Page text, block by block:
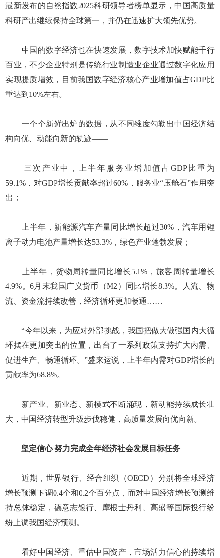
最新发布的自然指数2025科研领导者榜单显示，中国高质量
科研产出继续保持全球第一，并仍在迅速扩大领先优势。
中国的数字经济也在快速发展，数字技术加快赋能千行
百业，不少企业特别是传统行业制造业企业通过数字化应用
实现提质增效，目前我国数字经济核心产业增加值占GDP比
重达到10%左右。
一个个新鲜出炉的数据，从不同维度勾勒出中国经济结
构向优、动能向新的轨迹——
三次产业中，上半年服务业增加值占GDP比重为
59.1%，对GDP增长贡献率超过60%，服务业“压舱石”作用突
出；
上半年，新能源汽车产量同比增长超过30%，汽车用锂
离子动力电池产量增长达53.3%，绿色产业蓬勃发展；
上半年，货物周转量同比增长5.1%，旅客周转量增长
4.9%。6月末我国广义货币（M2）同比增长8.3%。人流、物
流、资金流持续改善，经济循环更加畅通……
“今年以来，为应对外部挑战，我国把做大做强国内大循
环摆在更加突出的位置，出台了一系列政策支持扩大内需、
促进生产、畅通循环。”盛来运说，上半年内需对GDP增长的
贡献率为68.8%。
新产业、新业态、新模式不断涌现，新动能持续成长壮
大，中国经济转型升级步伐稳健，高质量发展向优向新。
坚定信心 努力完成全年经济社会发展目标任务
近期，世界银行、经合组织（OECD）分别将全球经济
增长预测下调0.4个和0.2个百分点，而对中国经济增长预测维
持总体稳定，德意志银行、摩根士丹利、高盛等国际投行纷
纷上调我国经济预测。
看好中国经济、重估中国资产，市场活力信心的持续增